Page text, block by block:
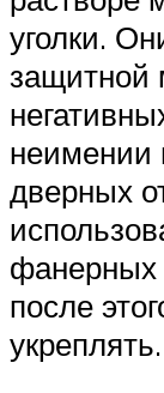
уголки.
защитной
неимении
дверных
фанерных
после
укреплять.